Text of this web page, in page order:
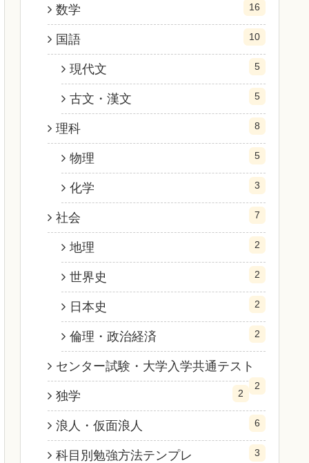
数学 16
国語 10
現代文 5
古文・漢文 5
理科 8
物理 5
化学 3
社会 7
地理 2
世界史 2
日本史 2
倫理・政治経済 2
センター試験・大学入学共通テスト
2
独学 2
浪人・仮面浪人 6
科目別勉強方法テンプレ 3